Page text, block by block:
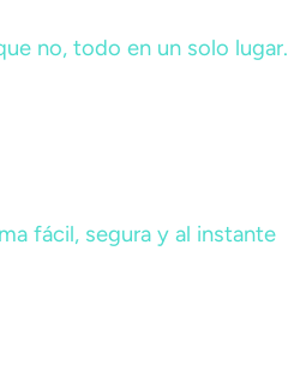
no, todo en un solo lugar.
fácil, segura y al instante